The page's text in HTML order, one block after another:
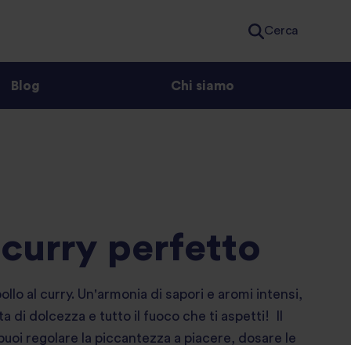
Cerca
Blog Chi siamo
curry perfetto
al curry. Un'armonia di sapori e aromi intensi,
di dolcezza e tutto il fuoco che ti aspetti! Il
regolare la piccantezza a piacere, dosare le